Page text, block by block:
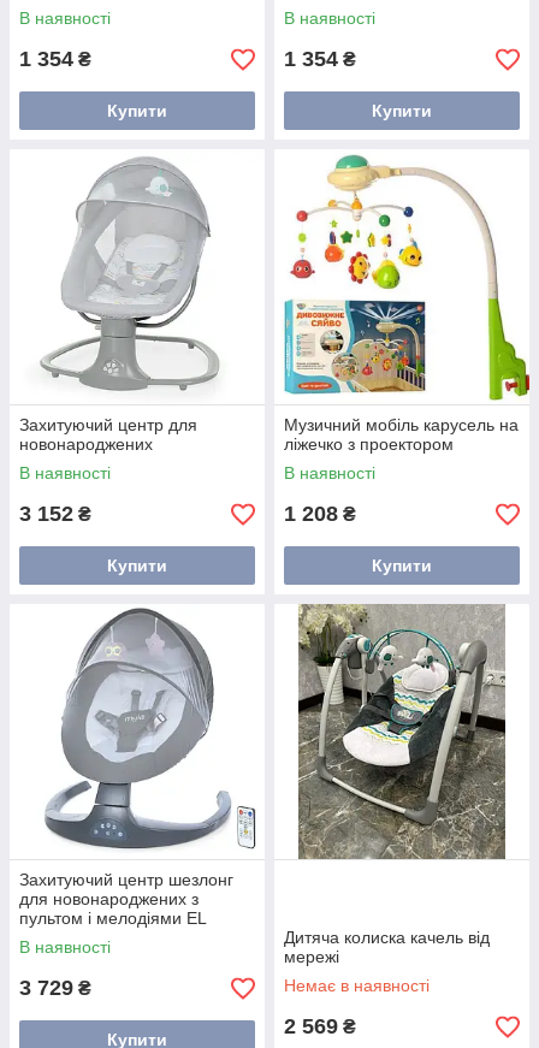
В наявності
1 354 ₴
Купити
В наявності
1 354 ₴
Купити
Захитуючий центр для
новонароджених
В наявності
3 152 ₴
Купити
Музичний мобіль карусель на
ліжечко з проектором
В наявності
1 208 ₴
Купити
Захитуючий центр шезлонг
для новонароджених з
пультом і мелодіями EL
Camino Myla
В наявності
3 729 ₴
Купити
Дитяча колиска качель від
мережі
Немає в наявності
2 569 ₴